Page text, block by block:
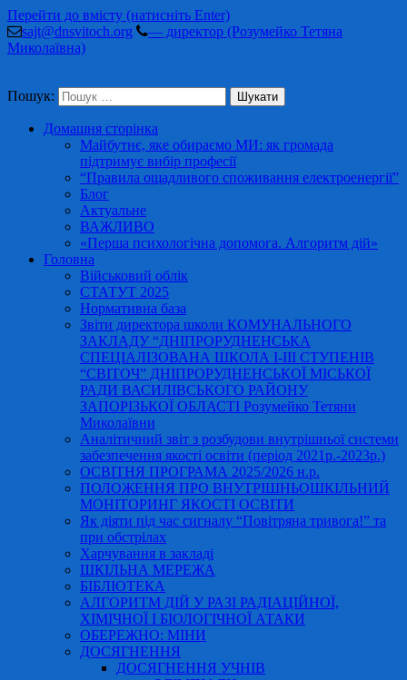
Перейти до вмісту (натисніть Enter)
sajt@dnsvitoch.org
— директор (Розумейко Тетяна
Миколаївна)
Пошук:
Домашня сторінка
Майбутнє, яке обираємо МИ: як громада
підтримує вибір професії
“Правила ощадливого споживання електроенергії”
Блог
Актуальне
ВАЖЛИВО
«Перша психологічна допомога. Алгоритм дій»
Головна
Військовий облік
СТАТУТ 2025
Нормативна база
Звіти директора школи КОМУНАЛЬНОГО
ЗАКЛАДУ “ДНІПРОРУДНЕНСЬКА
СПЕЦІАЛІЗОВАНА ШКОЛА І-ІІІ СТУПЕНІВ
“СВІТОЧ” ДНІПРОРУДНЕНСЬКОЇ МІСЬКОЇ
РАДИ ВАСИЛІВСЬКОГО РАЙОНУ
ЗАПОРІЗЬКОЇ ОБЛАСТІ Розумейко Тетяни
Миколаївни
Аналітичний звіт з розбудови внутрішньої системи
забезпечення якості освіти (період 2021р.-2023р.)
ОСВІТНЯ ПРОГРАМА 2025/2026 н.р.
ПОЛОЖЕННЯ ПРО ВНУТРІШНЬОШКІЛЬНИЙ
МОНІТОРИНГ ЯКОСТІ ОСВІТИ
Як діяти під час сигналу “Повітряна тривога!” та
при обстрілах
Харчування в закладі
ШКІЛЬНА МЕРЕЖА
БІБЛІОТЕКА
АЛГОРИТМ ДІЙ У РАЗІ РАДІАЦІЙНОЇ,
ХІМІЧНОЇ І БІОЛОГІЧНОЇ АТАКИ
ОБЕРЕЖНО: МІНИ
ДОСЯГНЕННЯ
ДОСЯГНЕННЯ УЧНІВ